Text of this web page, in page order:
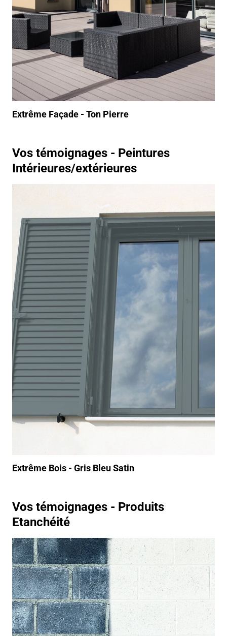
Extrême Façade - Ton Pierre
Vos témoignages - Peintures
Intérieures/extérieures
Extrême Bois - Gris Bleu Satin
https://www.youtube.com/watch?v=Qw7mUJVntWY
Vos témoignages - Produits
Etanchéité
https://www.youtube.com/watch?v=nhLQ6AGzpSo